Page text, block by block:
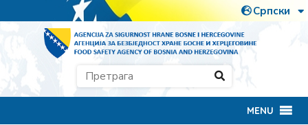
MENU